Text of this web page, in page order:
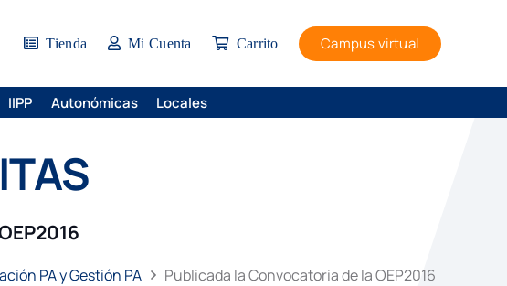
Tienda Mi Cuenta Carrito Campus virtual
IIPP Autonómicas Locales
PA y Gestión PA
Publicada la Convocatoria de la OEP2016